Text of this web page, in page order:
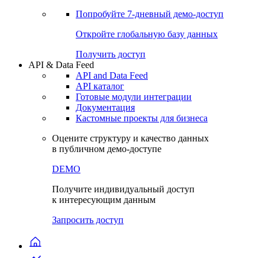
Попробуйте 7-дневный демо-доступ
Откройте глобальную базу данных
Получить доступ
API & Data Feed
API and Data Feed
API каталог
Готовые модули интеграции
Документация
Кастомные проекты для бизнеса
Оцените структуру и качество данных
в публичном демо-доступе
DEMO
Получите индивидуальный доступ
к интересующим данным
Запросить доступ